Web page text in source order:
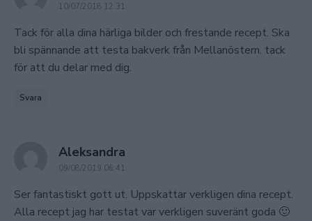
10/07/2018 12:31
Tack för alla dina härliga bilder och frestande recept. Ska
bli spännande att testa bakverk från Mellanöstern. tack
för att du delar med dig.
Svara
Aleksandra
09/08/2019 06:41
Ser fantastiskt gott ut. Uppskattar verkligen dina recept.
Alla recept jag har testat var verkligen suveränt goda 🙂